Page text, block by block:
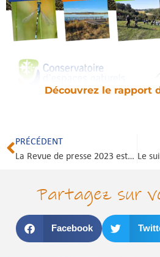
Découvrez le rapport
PRÉCÉDENT
La Revue de presse 2023 est en ligne !
Partagez sur
Facebook